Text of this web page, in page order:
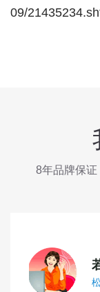
09/
8年品牌保